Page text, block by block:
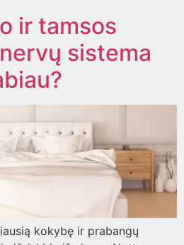
ir tamsos
sistema
kokybę ir prabangų